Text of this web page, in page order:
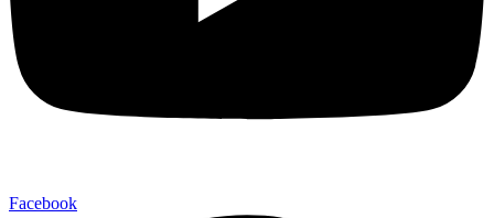
Facebook